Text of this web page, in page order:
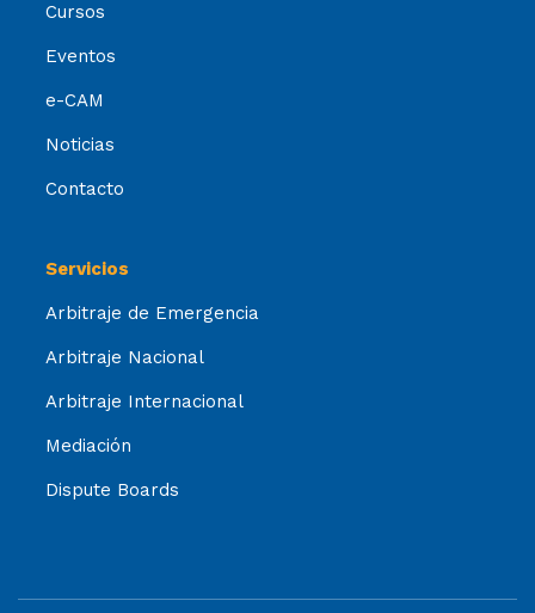
Cursos
Eventos
e-CAM
Noticias
Contacto
Servicios
Arbitraje de Emergencia
Arbitraje Nacional
Arbitraje Internacional
Mediación
Dispute Boards